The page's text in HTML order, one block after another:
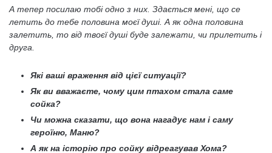
А тепер посилаю тобі одно з них. Здається мені, що се
летить до тебе половина моєї душі. А як одна половина
залетить, то від твоєї душі буде залежати, чи прилетить і
друга.
Які ваші враження від цієї ситуації?
Як ви вважаєте, чому цим птахом стала саме
сойка?
Чи можна сказати, що вона нагадує нам і саму
героїню, Маню?
А як на історію про сойку відреагував Хома?